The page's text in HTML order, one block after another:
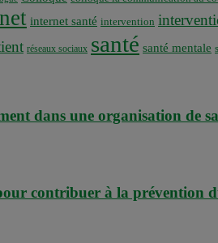
internet santé intervention
réseaux sociaux santé santé mentale
dans une organisation de
contribuer à la prévention